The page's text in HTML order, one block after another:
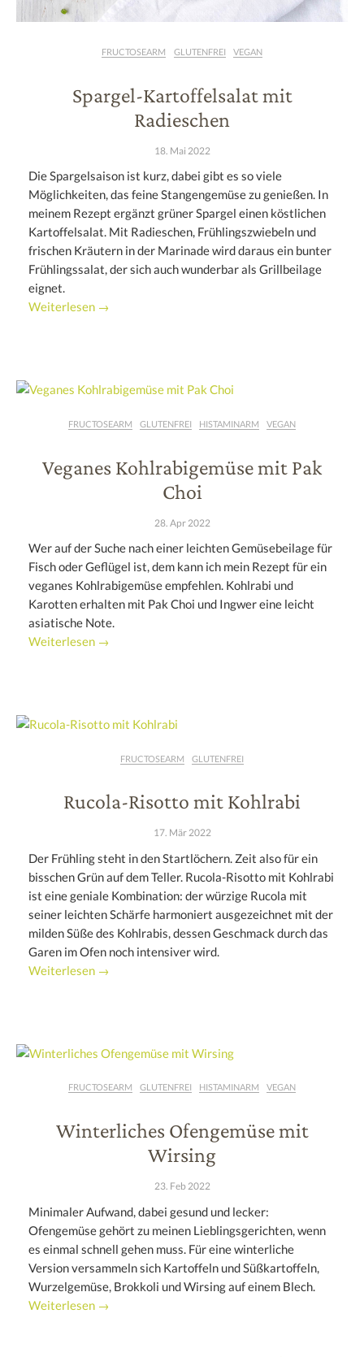
FRUCTOSEARM GLUTENFREI VEGAN
Spargel-Kartoffelsalat mit
Radieschen
18. Mai 2022
Die Spargelsaison ist kurz, dabei gibt es so viele
Möglichkeiten, das feine Stangengemüse zu genießen. In
meinem Rezept ergänzt grüner Spargel einen köstlichen
Kartoffelsalat. Mit Radieschen, Frühlingszwiebeln und
frischen Kräutern in der Marinade wird daraus ein bunter
Frühlingssalat, der sich auch wunderbar als Grillbeilage
eignet.
Weiterlesen →
FRUCTOSEARM GLUTENFREI HISTAMINARM VEGAN
Veganes Kohlrabigemüse mit Pak
Choi
28. Apr 2022
Wer auf der Suche nach einer leichten Gemüsebeilage für
Fisch oder Geflügel ist, dem kann ich mein Rezept für ein
veganes Kohlrabigemüse empfehlen. Kohlrabi und
Karotten erhalten mit Pak Choi und Ingwer eine leicht
asiatische Note.
Weiterlesen →
FRUCTOSEARM GLUTENFREI
Rucola-Risotto mit Kohlrabi
17. Mär 2022
Der Frühling steht in den Startlöchern. Zeit also für ein
bisschen Grün auf dem Teller. Rucola-Risotto mit Kohlrabi
ist eine geniale Kombination: der würzige Rucola mit
seiner leichten Schärfe harmoniert ausgezeichnet mit der
milden Süße des Kohlrabis, dessen Geschmack durch das
Garen im Ofen noch intensiver wird.
Weiterlesen →
FRUCTOSEARM GLUTENFREI HISTAMINARM VEGAN
Winterliches Ofengemüse mit
Wirsing
23. Feb 2022
Minimaler Aufwand, dabei gesund und lecker:
Ofengemüse gehört zu meinen Lieblingsgerichten, wenn
es einmal schnell gehen muss. Für eine winterliche
Version versammeln sich Kartoffeln und Süßkartoffeln,
Wurzelgemüse, Brokkoli und Wirsing auf einem Blech.
Weiterlesen →